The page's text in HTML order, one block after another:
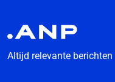
Altijd relevante